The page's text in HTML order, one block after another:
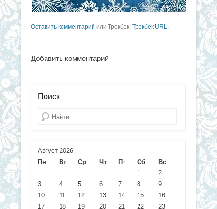
Оставить комментарий или Трекбек: Трекбек URL.
Добавить комментарий
Поиск
Поиск
Август 2026
Пн
Вт Ср Чт Пт Сб
Вс
1
2
3
4 5 6 7 8
9
10
11 12 13 14 15
16
17
18 19 20 21 22
23